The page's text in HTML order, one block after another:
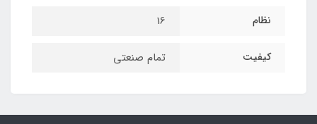
نظام 16
کیفیت تمام صنعتی